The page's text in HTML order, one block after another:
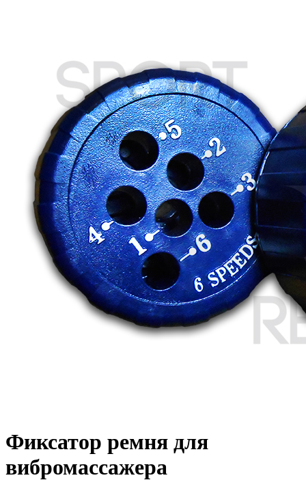
Фиксатор ремня для
вибромассажера